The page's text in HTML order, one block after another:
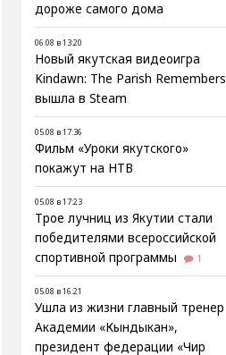
дороже самого дома
06.08 в 13:20
Новый якутская видеоигра
Kindawn: The Parish Remembers
вышла в Steam
05.08 в 17:36
Фильм «Уроки якутского»
покажут на НТВ
05.08 в 17:23
Трое лучниц из Якутии стали
победителями всероссийской
спортивной программы
1
05.08 в 16:21
Ушла из жизни главный тренер
Академии «Кындыкан»,
президент федерации «Чир